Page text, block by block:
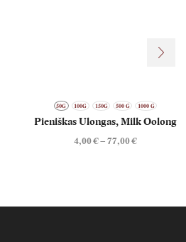
50G 100G 150G 500 G 1000 G
Pieniškas Ulongas, Milk Oolong
4,00€–77,00€Price